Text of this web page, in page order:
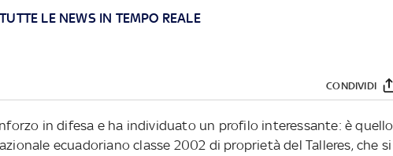
LE NEWS IN TEMPO REALE
CONDIVIDI
in difesa e ha individuato un profilo interessante: è quello
ecuadoriano classe 2002 di proprietà del Talleres, che si